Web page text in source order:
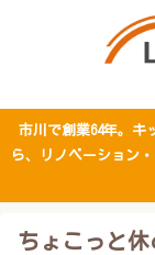
市川で創業64年。キ
ら、リノベーション
ちょこっと